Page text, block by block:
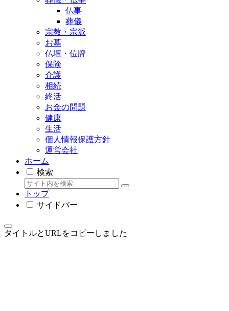
仏事
葬儀
宗教・宗派
お墓
仏壇・位牌
保険
介護
相続
終活
お金の問題
健康
生活
個人情報保護方針
運営会社
ホーム
検索
トップ
サイドバー
タイトルとURLをコピーしました